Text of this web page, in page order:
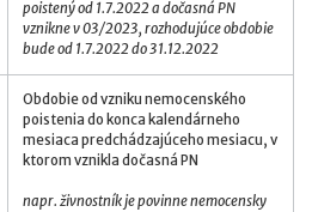
poistený od 1.7.2022 a dočasná PN
vznikne v 03/2023, rozhodujúce obdobie
bude od 1.7.2022 do 31.12.2022
Obdobie od vzniku nemocenského
poistenia do konca kalendárneho
mesiaca predchádzajúceho mesiacu, v
ktorom vznikla dočasná PN
napr. živnostník je povinne nemocensky